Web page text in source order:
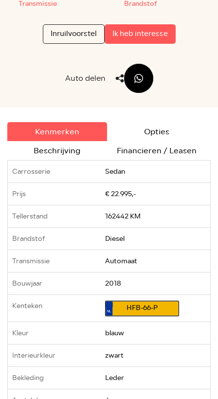
Transmissie Brandstof
Inruilvoorstel Ik heb interesse
Auto delen
Kenmerken
Opties
Beschrijving
Financieren / Leasen
Carrosserie Sedan
Prijs € 22.995,-
Tellerstand 162442 KM
Brandstof Diesel
Transmissie Automaat
Bouwjaar 2018
Kenteken HFB-66-P
Kleur blauw
Interieurkleur zwart
Bekleding Leder